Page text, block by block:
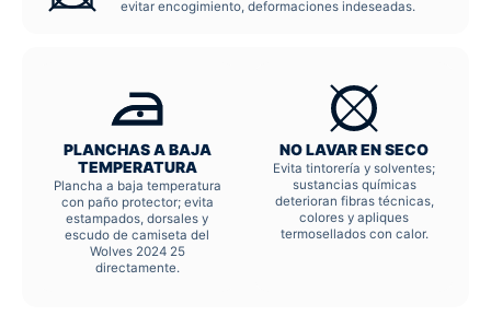
evitar encogimiento, deformaciones indeseadas.
PLANCHAS A BAJA
TEMPERATURA
Plancha a baja temperatura
con paño protector; evita
estampados, dorsales y
escudo de camiseta del
Wolves 2024 25
directamente.
NO LAVAR EN SECO
Evita tintorería y solventes;
sustancias químicas
deterioran fibras técnicas,
colores y apliques
termosellados con calor.